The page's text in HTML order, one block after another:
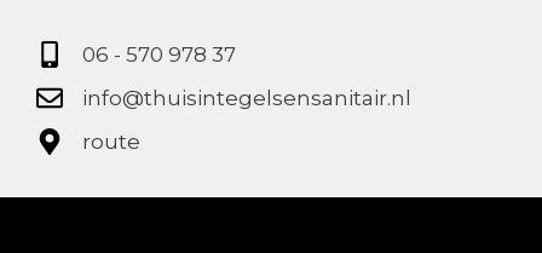
06 - 570 978 37
info@thuisintegelsensanitair.nl
route